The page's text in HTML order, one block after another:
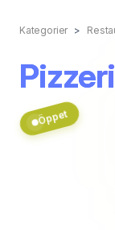
Kategorier
Öppet